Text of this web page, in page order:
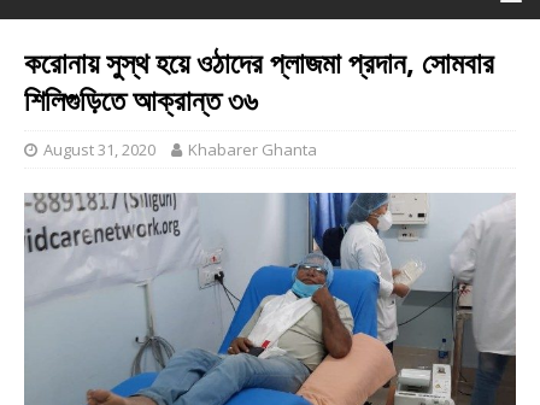
করোনায় সুস্থ হয়ে ওঠাদের প্লাজমা প্রদান, সোমবার
শিলিগুড়িতে আক্রান্ত ৩৬
August 31, 2020 Khabarer Ghanta